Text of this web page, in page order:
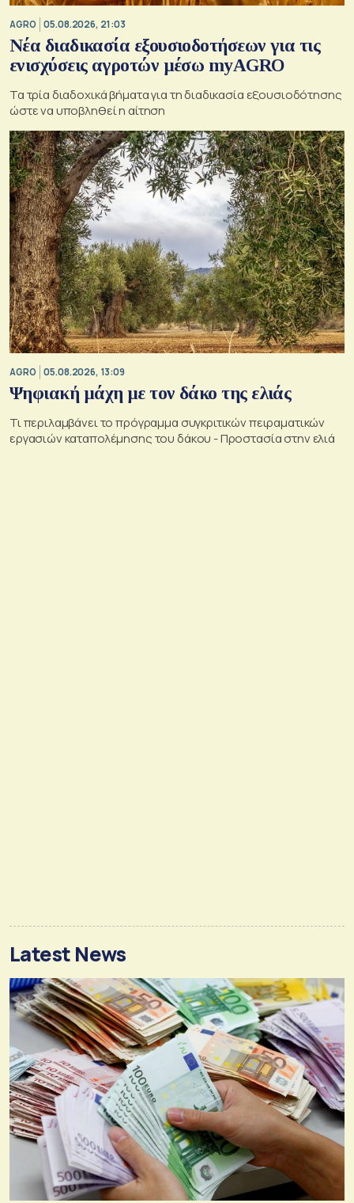
AGRO 05.08.2026, 21:03
Νέα διαδικασία εξουσιοδοτήσεων για τις
ενισχύσεις αγροτών μέσω myAGRO
Τα τρία διαδοχικά βήματα για τη διαδικασία εξουσιοδότησης
ώστε να υποβληθεί η αίτηση
AGRO 05.08.2026, 13:09
Ψηφιακή μάχη με τον δάκο της ελιάς
Τι περιλαμβάνει το πρόγραμμα συγκριτικών πειραματικών
εργασιών καταπολέμησης του δάκου - Προστασία στην ελιά
Latest News